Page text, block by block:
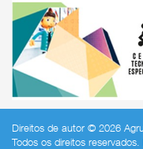
Direitos de autor © 2026
Todos os direitos